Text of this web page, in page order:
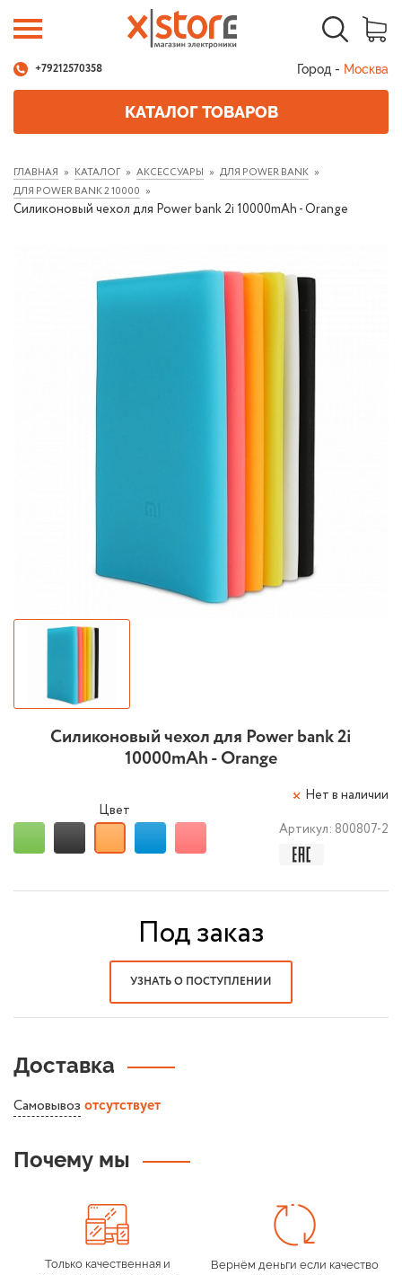
+79212570358 Город - Москва
КАТАЛОГ ТОВАРОВ
ГЛАВНАЯ КАТАЛОГ АКСЕССУАРЫ
ДЛЯ POWER BANK
ДЛЯ POWER BANK 2 10000
Силиконовый чехол для Power bank 2i 10000mAh - Orange
Силиконовый чехол для Power bank 2i
10000mAh - Orange
Нет в наличии
Артикул: 800807-2
Цвет
Под заказ
УЗНАТЬ О ПОСТУПЛЕНИИ
Доставка
Самовывоз отсутствует
Почему мы
Только качественная и
Вернём деньги если качество